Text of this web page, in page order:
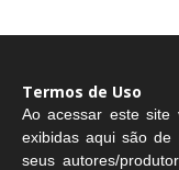
Termos de Uso
Ao acessar este site
exibidas aqui são de
seus autores/